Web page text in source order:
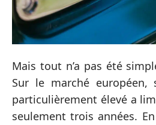
Mais tout n’a pas été
Sur le marché européen,
particulièrement élevé a
seulement trois années.